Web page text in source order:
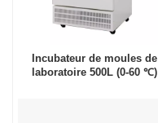
Incubateur de moules de
laboratoire 500L (0-60 ℃)